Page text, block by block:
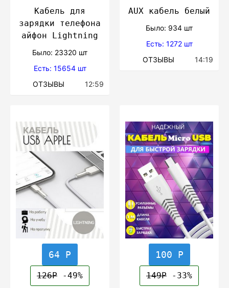
Кабель для
зарядки телефона
айфон Lightning
Было: 23320 шт
Есть: 15654 шт
ОТЗЫВЫ
12:59
AUX кабель белый
Было: 934 шт
Есть: 1272 шт
ОТЗЫВЫ
14:19
64 Р
126Р -49%
100 Р
149Р -33%